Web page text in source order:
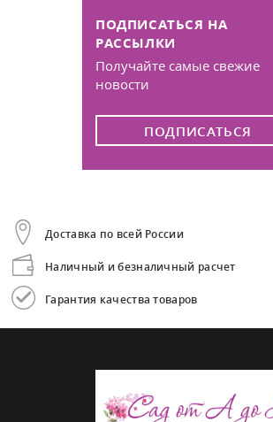
ПОДПИСАТЬСЯ НА
РАССЫЛКИ
Получайте самые свежие
новости
ПОДПИСАТЬСЯ
Доставка по всей России
Наличный и безналичный расчет
Гарантия качества товаров